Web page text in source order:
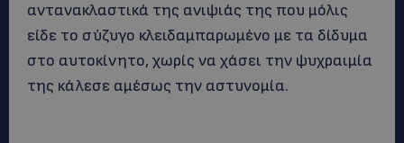
αντανακλαστικά της ανιψιάς της που μόλις
είδε το σύζυγο κλειδαμπαρωμένο με τα δίδυμα
στο αυτοκίνητο, χωρίς να χάσει την ψυχραιμία
της κάλεσε αμέσως την αστυνομία.